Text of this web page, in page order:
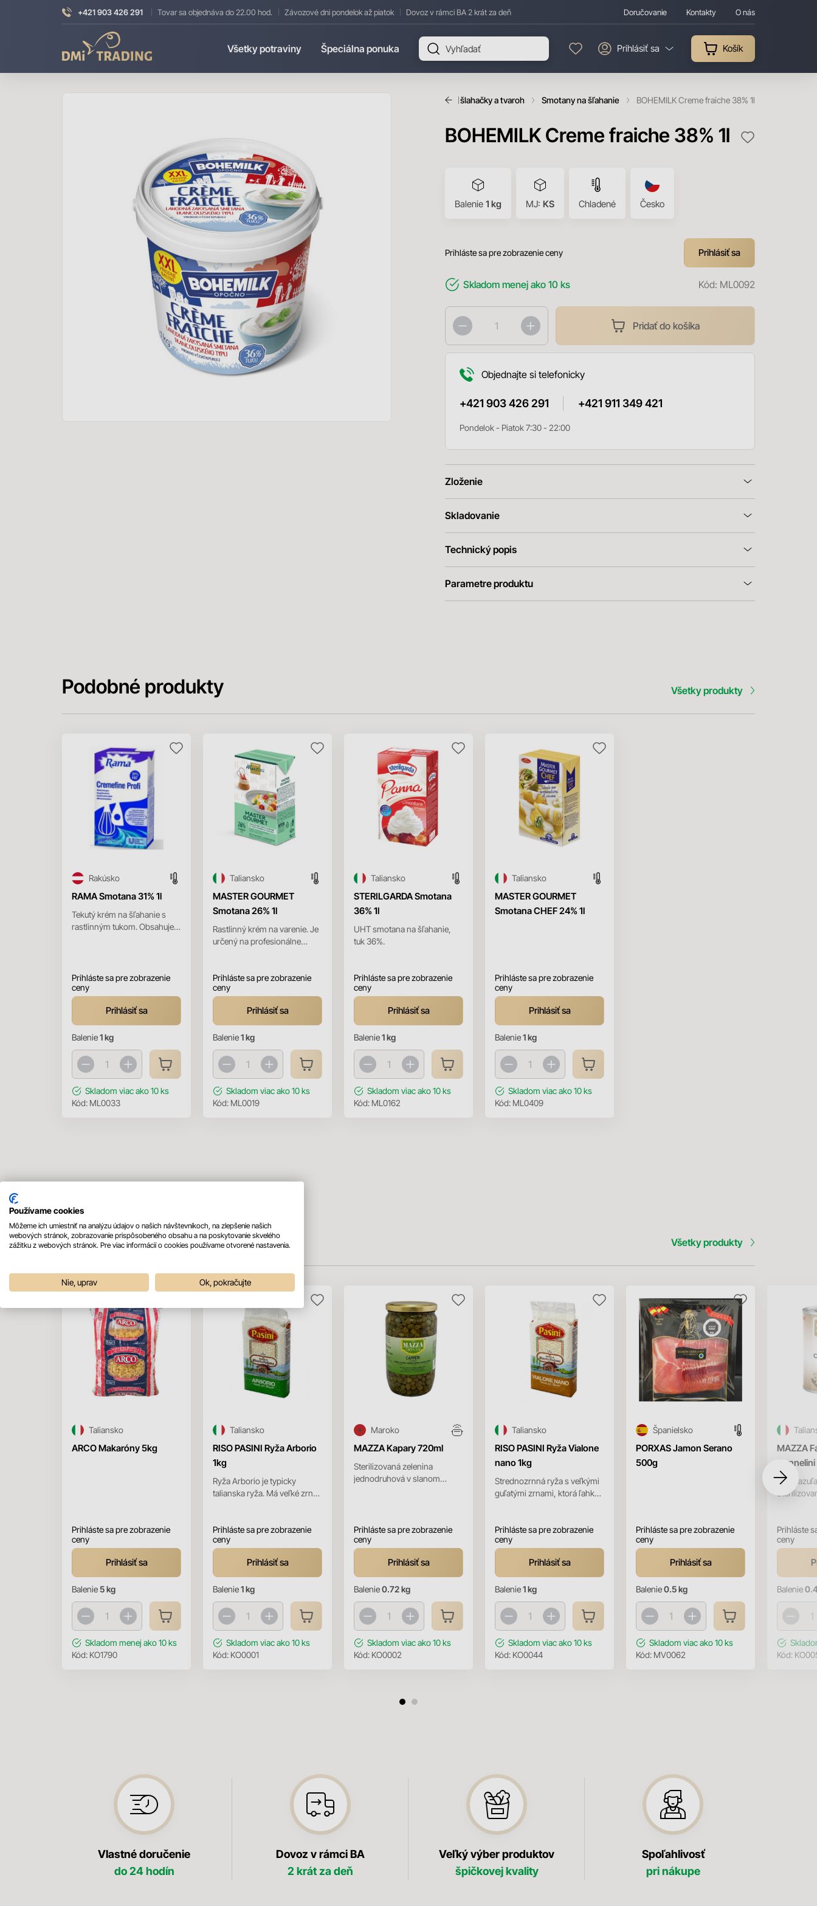
+421 903 426 291 Tovar sa objednáva do 22.00 hod. Závozové dni pondelok až piatok Dovoz v rámci BA 2 krát za deň Doručovanie Kontakty O nás
Trading
Všetky potraviny Špeciálna ponuka Prihlásiť sa Košík
Smotany, šlahačky a tvaroh Smotany na šľahanie BOHEMILK Creme fraiche 38% 1l
BOHEMILK Creme fraiche 38% 1l
Balenie 1 kg MJ: KS Chladené Česko
Prihláste sa pre zobrazenie ceny Prihlásiť sa
Skladom menej ako 10 ks Kód: ML0092
Pridať do košíka
Objednajte si telefonicky
+421 903 426 291 +421 911 349 421
Pondelok - Piatok 7:30 - 22:00
Zloženie
Skladovanie
Technický popis
Parametre produktu
Podobné produkty Všetky produkty
RAMA Smotana 31% 1l
Tekutý krém na šľahanie s
rastlinným tukom. Obsahuje
Rakúsko
Prihláste sa pre zobrazenie
ceny
Prihlásiť sa
Balenie1 kg
Skladom viac ako 10 ks
Kód: ML0033
MASTER GOURMET
Smotana 26% 1l
Rastlinný krém na varenie. Je
určený na profesionálne
Taliansko
Prihláste sa pre zobrazenie
ceny
Prihlásiť sa
Balenie1 kg
Skladom viac ako 10 ks
Kód: ML0019
STERILGARDA Smotana
36% 1l
UHT smotana na šľahanie,
tuk 36%.
Taliansko
Prihláste sa pre zobrazenie
ceny
Prihlásiť sa
Balenie1 kg
Skladom viac ako 10 ks
Kód: ML0162
MASTER GOURMET
Smotana CHEF 24% 1l
Taliansko
Prihláste sa pre zobrazenie
ceny
Prihlásiť sa
Balenie1 kg
Skladom viac ako 10 ks
Kód: ML0409
Mohlo by sa vám páčiť Všetky produkty
ARCO Makaróny 5kg
Taliansko
Prihláste sa pre zobrazenie
ceny
Prihlásiť sa
Balenie5 kg
Skladom menej ako 10 ks
Kód: KO1790
RISO PASINI Ryža Arborio
1kg
Ryža Arborio je typicky
talianska ryža. Má veľké zrná
Taliansko
Prihláste sa pre zobrazenie
ceny
Prihlásiť sa
Balenie1 kg
Skladom viac ako 10 ks
Kód: KO0001
MAZZA Kapary 720ml
Sterilizovaná zelenina
jednodruhová v slanom
Maroko
Prihláste sa pre zobrazenie
ceny
Prihlásiť sa
Balenie0.72 kg
Skladom viac ako 10 ks
Kód: KO0002
RISO PASINI Ryža Vialone
nano 1kg
Strednozrnná ryža s veľkými
guľatými zrnami, ktorá ľahko
Taliansko
Prihláste sa pre zobrazenie
ceny
Prihlásiť sa
Balenie1 kg
Skladom viac ako 10 ks
Kód: KO0044
PORXAS Jamon Serano
500g
Španielsko
Prihláste sa pre zobrazenie
ceny
Prihlásiť sa
Balenie0.5 kg
Skladom viac ako 10 ks
Kód: MV0062
MAZZA
Biela
Prihláste
ceny
Balenie
Kód:
Vlastné doručenie
do 24 hodín
Dovoz v rámci BA
2 krát za deň
Veľký výber produktov
špičkovej kvality
Spoľahlivosť
pri nákupe
Používame cookies
Môžeme ich umiestniť na analýzu údajov o našich návštevníkoch, na zlepšenie našich
webových stránok, zobrazovanie prispôsobeného obsahu a na poskytovanie skvelého
zážitku z webových stránok. Pre viac informácií o cookies používame otvorené nastavenia.
Nie, uprav Ok, pokračujte